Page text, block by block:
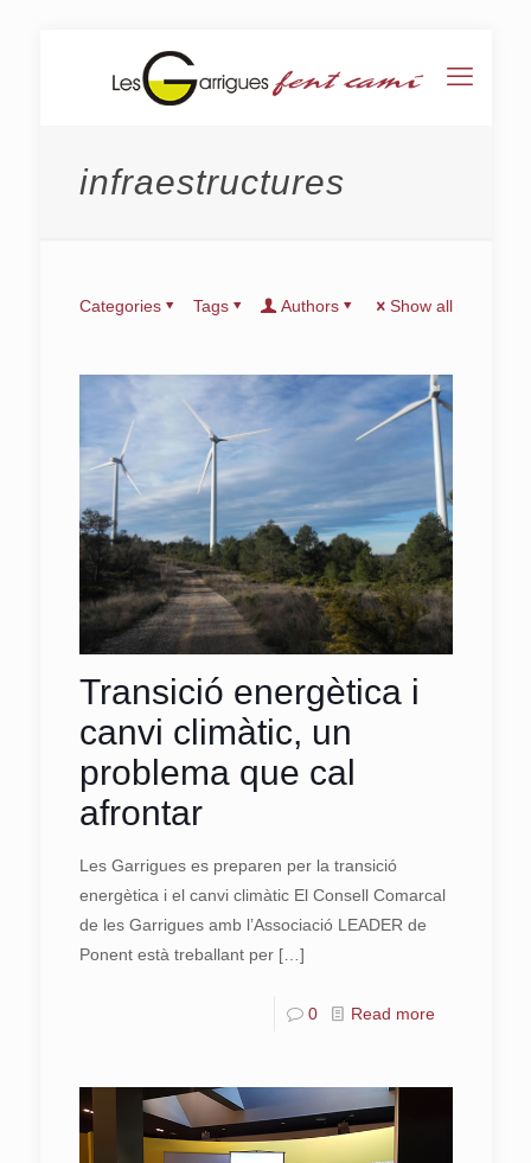
infraestructures
Categories Tags Authors Show all
Transició energètica i
canvi climàtic, un
problema que cal
afrontar
Les Garrigues es preparen per la transició
energètica i el canvi climàtic El Consell Comarcal
de les Garrigues amb l’Associació LEADER de
Ponent està treballant per[…]
0 Read more